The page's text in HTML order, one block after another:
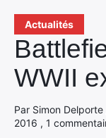
Actualités
WWII
Par Simon
2016 , 1